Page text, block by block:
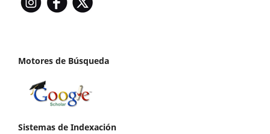
Motores de Búsqueda
Sistemas de Indexación